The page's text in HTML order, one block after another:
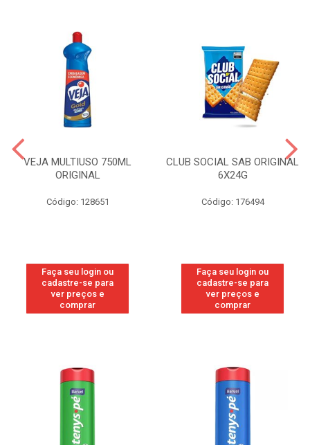
VEJA MULTIUSO 750ML
ORIGINAL
Código: 128651
Faça seu login ou
cadastre-se para
ver preços e
comprar
CLUB SOCIAL SAB ORIGINAL
6X24G
Código: 176494
Faça seu login ou
cadastre-se para
ver preços e
comprar